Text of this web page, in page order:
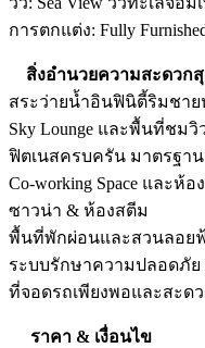
การตกแต่ง: Fully
สิ่งอำนวยความสะดวก
สระว่ายน้ำอินฟินิตี้ริมชาย
Sky Lounge และพื้นที่ชมวิ
ฟิตเนสครบครัน มาตรฐา
Co-working Space และห้อ
ซาวน่า & ห้องสตีม
พื้นที่พักผ่อนและสวนลอย
ระบบรักษาความปลอดภัย
ที่จอดรถเพียงพอและสะด
ราคา & เงื่อนไข